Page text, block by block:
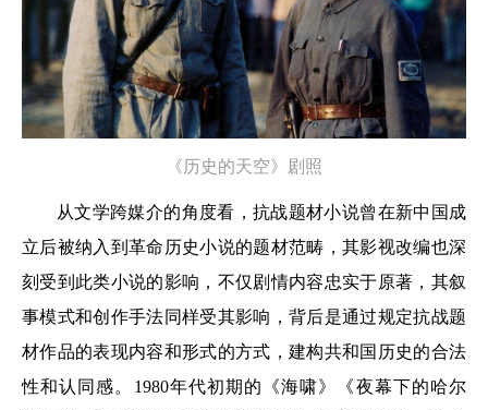
《历史的天空》剧照
从文学跨媒介的角度看，抗战题材小说曾在新中国成
立后被纳入到革命历史小说的题材范畴，其影视改编也深
刻受到此类小说的影响，不仅剧情内容忠实于原著，其叙
事模式和创作手法同样受其影响，背后是通过规定抗战题
材作品的表现内容和形式的方式，建构共和国历史的合法
性和认同感。1980年代初期的《海啸》《夜幕下的哈尔